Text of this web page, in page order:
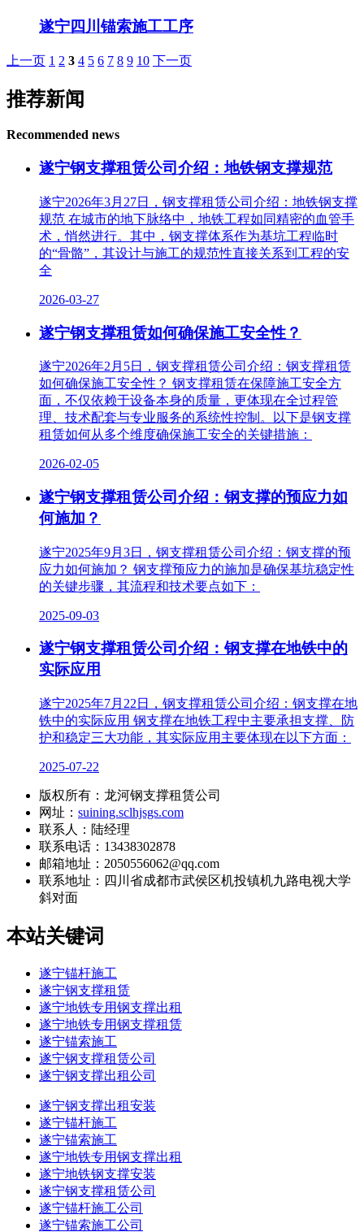
遂宁四川锚索施工工序
上一页 1 2 3 4 5 6 7 8 9 10 下一页
推荐新闻
Recommended news
遂宁钢支撑租赁公司介绍：地铁钢支撑规范
遂宁2026年3月27日，钢支撑租赁公司介绍：地铁钢支撑
规范 在城市的地下脉络中，地铁工程如同精密的血管手
术，悄然进行。其中，钢支撑体系作为基坑工程临时
的“骨骼”，其设计与施工的规范性直接关系到工程的安
全
2026-03-27
遂宁钢支撑租赁如何确保施工安全性？
遂宁2026年2月5日，钢支撑租赁公司介绍：钢支撑租赁
如何确保施工安全性？ 钢支撑租赁在保障施工安全方
面，不仅依赖于设备本身的质量，更体现在全过程管
理、技术配套与专业服务的系统性控制。以下是钢支撑
租赁如何从多个维度确保施工安全的关键措施：
2026-02-05
遂宁钢支撑租赁公司介绍：钢支撑的预应力如
何施加？
遂宁2025年9月3日，钢支撑租赁公司介绍：钢支撑的预
应力如何施加？ 钢支撑预应力的施加是确保基坑稳定性
的关键步骤，其流程和技术要点如下：
2025-09-03
遂宁钢支撑租赁公司介绍：钢支撑在地铁中的
实际应用
遂宁2025年7月22日，钢支撑租赁公司介绍：钢支撑在地
铁中的实际应用 钢支撑在地铁工程中主要承担支撑、防
护和稳定三大功能，其实际应用主要体现在以下方面：
2025-07-22
版权所有：龙河钢支撑租赁公司
网址： suining.sclhjsgs.com
联系人：陆经理
联系电话：13438302878
邮箱地址：2050556062@qq.com
联系地址： 四川省成都市武侯区机投镇机九路电视大学
斜对面
本站关键词
遂宁锚杆施工
遂宁钢支撑租赁
遂宁地铁专用钢支撑出租
遂宁地铁专用钢支撑租赁
遂宁锚索施工
遂宁钢支撑租赁公司
遂宁钢支撑出租公司
遂宁钢支撑出租安装
遂宁锚杆施工
遂宁锚索施工
遂宁地铁专用钢支撑出租
遂宁地铁钢支撑安装
遂宁钢支撑租赁公司
遂宁锚杆施工公司
遂宁锚索施工公司